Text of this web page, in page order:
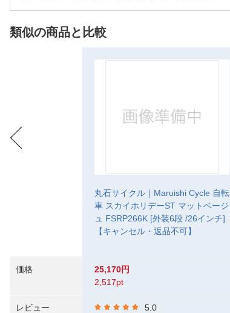
類似の商品と比較
価格
レビュー
丸石サイクル｜Maruishi Cycle 自転
車 スカイホリデーST マットベージ
ュ FSRP266K [外装6段 /26インチ]
【キャンセル・返品不可】
25,170円
2,517pt
5.0